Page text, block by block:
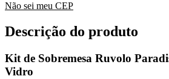
Não sei meu CEP
Descrição do produto
Kit de Sobremesa Ruvolo
Vidro